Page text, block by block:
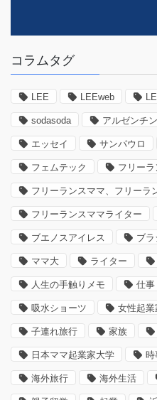
コラムタグ
LEE LEEweb
sodasoda アルゼンチン
エッセイ サンパウロ
フェムテック フリーラ
フリーランスママ、フリーラ
フリーランスママライター
ブエノスアイレス ブ
ママ大 ライター
人生の手触りメモ 仕事
吸水ショーツ 女性起業
子連れ旅行 家族
日本ママ起業家大学
海外旅行 海外生活